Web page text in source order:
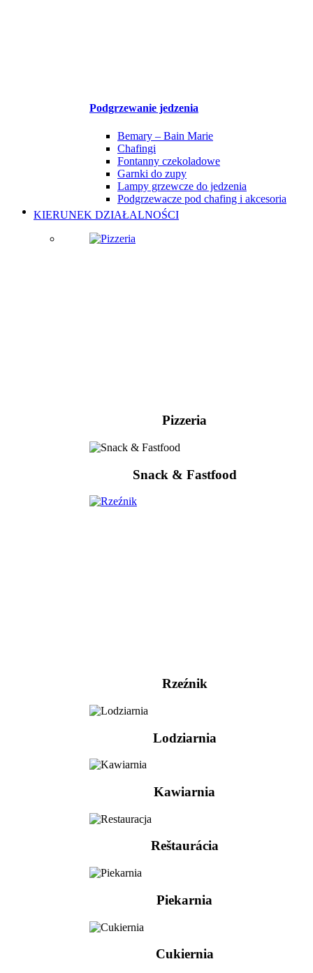
Podgrzewanie jedzenia
Bemary – Bain Marie
Chafingi
Fontanny czekoladowe
Garnki do zupy
Lampy grzewcze do jedzenia
Podgrzewacze pod chafing i akcesoria
KIERUNEK DZIAŁALNOŚCI
Pizzeria
Snack & Fastfood
Rzeźnik
Lodziarnia
Kawiarnia
Reštaurácia
Piekarnia
Cukiernia